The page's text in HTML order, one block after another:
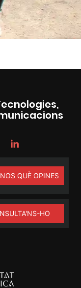
QUÈ OPINES
HO